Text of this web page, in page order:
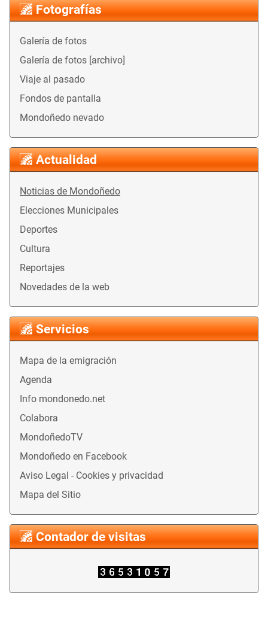
Fotografías
Galería de fotos
Galería de fotos [archivo]
Viaje al pasado
Fondos de pantalla
Mondoñedo nevado
Actualidad
Noticias de Mondoñedo
Elecciones Municipales
Deportes
Cultura
Reportajes
Novedades de la web
Servicios
Mapa de la emigración
Agenda
Info mondonedo.net
Colabora
MondoñedoTV
Mondoñedo en Facebook
Aviso Legal - Cookies y privacidad
Mapa del Sitio
Contador de visitas